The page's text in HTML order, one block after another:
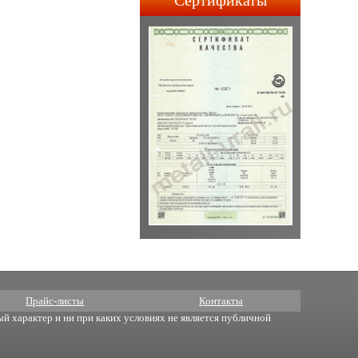
строительства АПЛ 4-го и
5-го поколений.
Прайс-листы Контакты
характер и ни при каких условиях не является публичной